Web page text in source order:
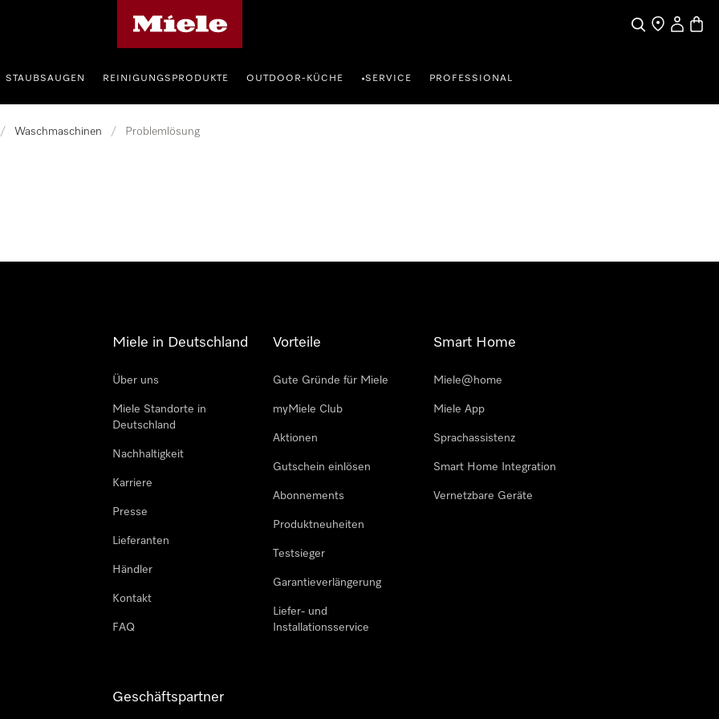
SucheHändler
Mein
STAUBSAUGEN REINIGUNGSPRODUKTE OUTDOOR-KÜCHE •SERVICE PROFESSIONAL
/ Waschmaschinen / Problemlösung
Miele in Deutschland
Über uns
Miele Standorte in
Deutschland
Nachhaltigkeit
Karriere
Presse
Lieferanten
Händler
Kontakt
FAQ
Vorteile
Gute Gründe für Miele
myMiele Club
Aktionen
Gutschein einlösen
Abonnements
Produktneuheiten
Testsieger
Garantieverlängerung
Liefer- und
Installationsservice
Smart Home
Miele@home
Miele App
Sprachassistenz
Smart Home Integration
Vernetzbare Geräte
Geschäftspartner